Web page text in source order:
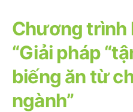
Chương trình
“Giải pháp
biếng ăn từ
ngành”